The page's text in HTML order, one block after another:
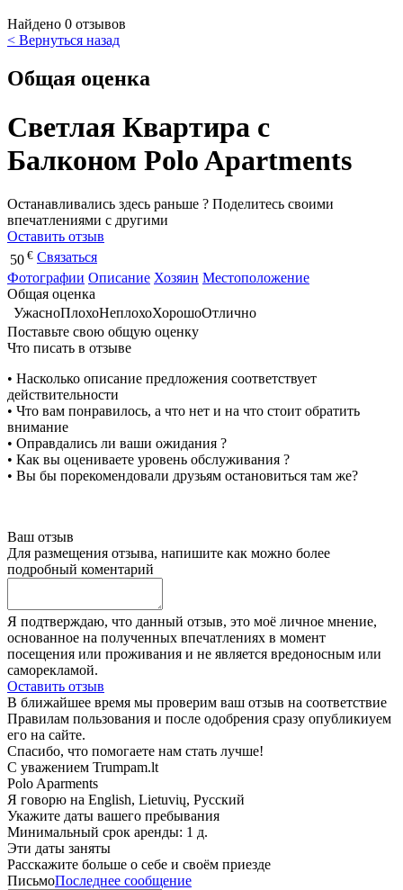
Найдено 0 отзывов
< Вернуться назад
Общая оценка
Светлая Квартира с
Балконом Polo Apartments
Останавливались здесь раньше ? Поделитесь своими
впечатлениями с другими
Оставить отзыв
50 € Связаться
Фотографии Описание Хозяин Местоположение
Общая оценка
УжасноПлохоНеплохоХорошоОтлично
Поставьте свою общую оценку
Что писать в отзыве
• Насколько описание предложения соответствует
действительности
• Что вам понравилось, а что нет и на что стоит обратить
внимание
• Оправдались ли ваши ожидания ?
• Как вы оцениваете уровень обслуживания ?
• Вы бы порекомендовали друзьям остановиться там же?
Ваш отзыв
Для размещения отзыва, напишите как можно более
подробный коментарий
Я подтверждаю, что данный отзыв, это моё личное мнение,
основанное на полученных впечатлениях в момент
посещения или проживания и не является вредоносным или
саморекламой.
Оставить отзыв
В ближайшее время мы проверим ваш отзыв на соответствие
Правилам пользования и после одобрения сразу опубликиуем
его на сайте.
Спасибо, что помогаете нам стать лучше!
С уважением Trumpam.lt
Polo Aparments
Я говорю на English, Lietuvių, Русский
Укажите даты вашего пребывания
Минимальный срок аренды: 1 д.
Эти даты заняты
Расскажите больше о себе и своём приезде
ПисьмоПоследнее сообщение